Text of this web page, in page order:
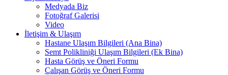
Medyada Biz
Fotoğraf Galerisi
Video
İletişim & Ulaşım
Hastane Ulaşım Bilgileri (Ana Bina)
Semt Polikliniği Ulaşım Bilgileri (Ek Bina)
Hasta Görüş ve Öneri Formu
Çalışan Görüş ve Öneri Formu